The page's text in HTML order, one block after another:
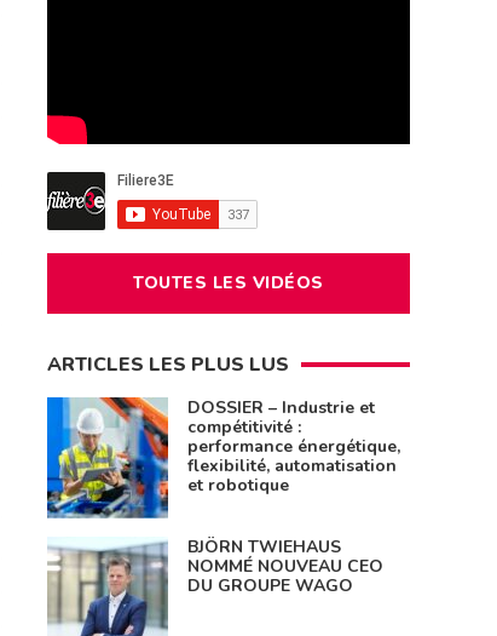
TOUTES LES VIDÉOS
ARTICLES LES PLUS LUS
DOSSIER – Industrie et
compétitivité :
performance énergétique,
flexibilité, automatisation
et robotique
BJÖRN TWIEHAUS
NOMMÉ NOUVEAU CEO
DU GROUPE WAGO